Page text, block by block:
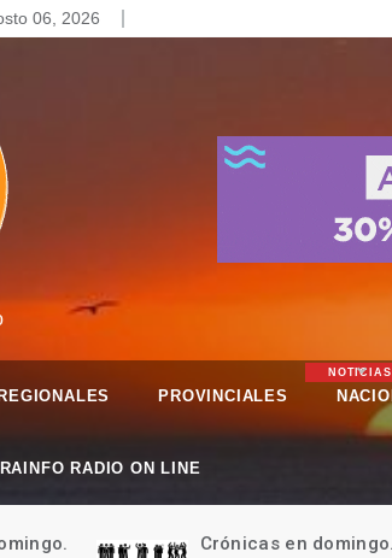
06, 2026
REGIONALES PROVINCIALES
RADIO ON LINE
Crónicas en domingo.